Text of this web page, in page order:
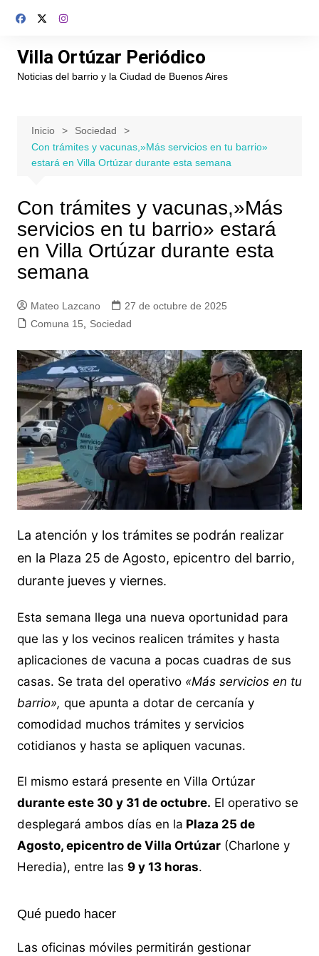
Villa Ortúzar Periódico
Noticias del barrio y la Ciudad de Buenos Aires
Inicio
Sociedad
Con trámites y vacunas,»Más servicios en tu barrio»
estará en Villa Ortúzar durante esta semana
Con trámites y vacunas,»Más
servicios en tu barrio» estará
en Villa Ortúzar durante esta
semana
Mateo Lazcano
27 de octubre de 2025
Comuna 15
Sociedad
La atención y los trámites se podrán realizar
en la Plaza 25 de Agosto, epicentro del barrio,
durante jueves y viernes.
Esta semana llega una nueva oportunidad para
que las y los vecinos realicen trámites y hasta
aplicaciones de vacuna a pocas cuadras de sus
casas. Se trata del operativo «Más servicios en tu
barrio», que apunta a dotar de cercanía y
comodidad muchos trámites y servicios
cotidianos y hasta se apliquen vacunas.
El mismo estará presente en Villa Ortúzar
durante este 30 y 31 de octubre. El operativo se
desplegará ambos días en la Plaza 25 de
Agosto, epicentro de Villa Ortúzar(Charlone y
Heredia), entre las 9 y 13 horas.
Qué puedo hacer
Las oficinas móviles permitirán gestionar